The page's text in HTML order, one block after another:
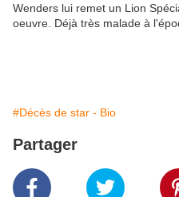
Wenders lui remet un Lion
oeuvre. Déjà très malade à
#Décès de star - Bio
Partager